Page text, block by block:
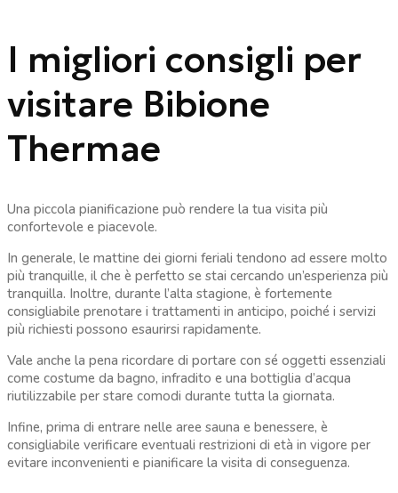
I migliori consigli per
visitare Bibione
Thermae
Una piccola pianificazione può rendere la tua visita più
confortevole e piacevole.
In generale, le mattine dei giorni feriali tendono ad essere molto
più tranquille, il che è perfetto se stai cercando un’esperienza più
tranquilla. Inoltre, durante l’alta stagione, è fortemente
consigliabile prenotare i trattamenti in anticipo, poiché i servizi
più richiesti possono esaurirsi rapidamente.
Vale anche la pena ricordare di portare con sé oggetti essenziali
come costume da bagno, infradito e una bottiglia d’acqua
riutilizzabile per stare comodi durante tutta la giornata.
Infine, prima di entrare nelle aree sauna e benessere, è
consigliabile verificare eventuali restrizioni di età in vigore per
evitare inconvenienti e pianificare la visita di conseguenza.